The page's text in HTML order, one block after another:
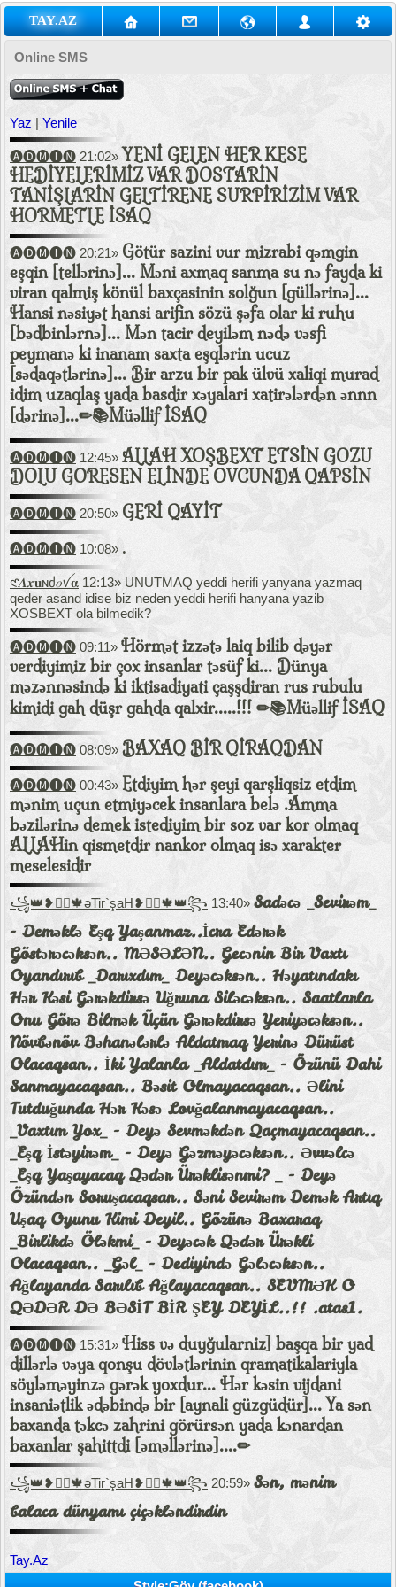
TAY.AZ
Online SMS
Yaz | Yenile
🅐🅓🅜🅘🅝 21:02» YENİ GELEN HER KESE
HEDİYELERİMİZ VAR DOSTARİN
TANİŞLARİN GELTİRENE SURPİRİZİM VAR
HORMETLE İSAQ
🅐🅓🅜🅘🅝 20:21» Götür sazini vur mizrabi qəmgin
eşqin [tellərinə]... Məni axmaq sanma su nə fayda ki
viran qalmiş könül baxçasinin solğun [güllərinə]...
Hansi nəsiyət hansi arifin sözü şəfa olar ki ruhu
[bədbinlərnə]... Mən tacir deyiləm nədə vəsfi
peymanə ki inanam saxta eşqlərin ucuz
[sədaqətlərinə]... Bir arzu bir pak ülvü xaliqi murad
idim uzaqlaş yada basdir xəyalari xatirələrdən ənnn
[dərinə]...✏📚Müəllif İSAQ
🅐🅓🅜🅘🅝 12:45» ALLAH XOŞBEXT ETSİN GOZU
DOLU GORESEN ELİNDE OVCUNDA QAPSİN
🅐🅓🅜🅘🅝 20:50» GERİ QAYİT
🅐🅓🅜🅘🅝 10:08» .
𑣲𝑨𝒙𝐮ɴძ𝑜ꪜ𝛂 12:13» UNUTMAQ yeddi herifi yanyana yazmaq
qeder asand idise biz neden yeddi herifi hanyana yazib
XOSBEXT ola bilmedik?
🅐🅓🅜🅘🅝 09:11» Hörmət izzətə laiq bilib dəyər
verdiyimiz bir çox insanlar təsüf ki... Dünya
məzənnəsində ki iktisadiyati çaşşdiran rus rubulu
kimidi gah düşr gahda qalxir.....!!! ✏📚Müəllif İSAQ
🅐🅓🅜🅘🅝 08:09» BAXAQ BİR QİRAQDAN
🅐🅓🅜🅘🅝 00:43» Etdiyim hər şeyi qarşliqsiz etdim
mənim uçun etmiyəcek insanlara belə .Amma
bəzilərinə demek istediyim bir soz var kor olmaq
ALLAHin qismetdir nankor olmaq isə xarakter
meselesidir
꧁👑❥⋆⃝🍁əTir`şaH❥⋆⃝🍁👑꧂ 13:40» Sadəcə _Sevirəm_
- Deməklə Eşq Yaşanmaz..İcra Edərək
Göstərəcəksən.. MƏSƏLƏN.. Gecənin Bir Vaxtı
Oyandırıb _Darıxdım_ Deyəcəksən.. Həyatındakı
Hər Kəsi Gərəkdirsə Uğruna Siləcəksən.. Saatlarla
Onu Görə Bilmək Üçün Gərəkdirsə Yeriyəcəksən..
Növbənöv Bəhanələrlə Aldatmaq Yerinə Dürüst
Olacaqsan.. İki Yalanla _Aldatdım_ - Özünü Dahi
Sanmayacaqsan.. Bəsit Olmayacaqsan.. Əlini
Tutduğunda Hər Kəsə Lovğalanmayacaqsan..
_Vaxtım Yox_ - Deyə Sevməkdən Qaçmayacaqsan..
_Eşq İstəyirəm_ - Deyə Gəzməyəcəksən.. Əvvəlcə
_Eşq Yaşayacaq Qədər Ürəklisənmi? _ - Deyə
Özündən Soruşacaqsan.. Səni Sevirəm Demək Artıq
Uşaq Oyunu Kimi Deyil.. Gözünə Baxaraq
_Birlikdə Öləkmi_ - Deyəcək Qədər Ürəkli
Olacaqsan.. _Gəl_ - Dediyində Gələcəksən..
Ağlayanda Sarılıb Ağlayacaqsan.. SEVMƏK O
QƏDƏR DƏ BƏSİT BİR ŞEY DEYİL..!! .atas1.
🅐🅓🅜🅘🅝 15:31» Hiss və duyğularniz] başqa bir yad
dillərlə vəya qonşu dövlətlərinin qramatikalariyla
söyləməyinzə gərək yoxdur... Hər kəsin vijdani
insaniətlik ədəbində bir [aynali güzgüdür]... Ya sən
baxanda təkcə zahrini görürsən yada kənardan
baxanlar şahittdi [əməllərinə]....✏
꧁👑❥⋆⃝🍁əTir`şaH❥⋆⃝🍁👑꧂ 20:59» Sən, mənim
balaca dünyamı çiçəkləndirdin
Tay.Az